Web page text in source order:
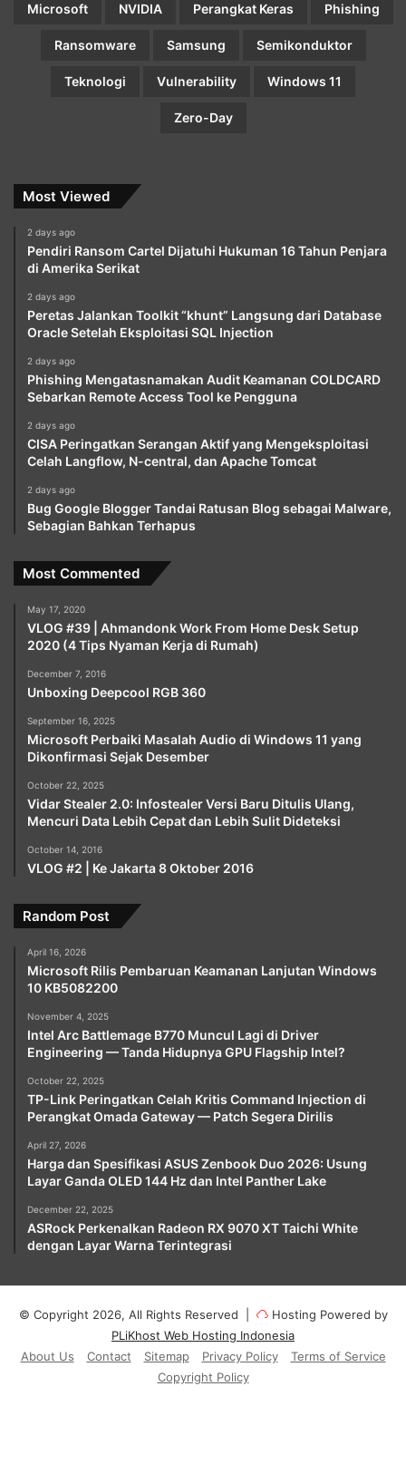
Microsoft NVIDIA Perangkat Keras Phishing
Ransomware Samsung Semikonduktor
Teknologi Vulnerability Windows 11
Zero-Day
Most Viewed
2 days ago
Pendiri Ransom Cartel Dijatuhi Hukuman 16 Tahun Penjara
di Amerika Serikat
2 days ago
Peretas Jalankan Toolkit “khunt” Langsung dari Database
Oracle Setelah Eksploitasi SQL Injection
2 days ago
Phishing Mengatasnamakan Audit Keamanan COLDCARD
Sebarkan Remote Access Tool ke Pengguna
2 days ago
CISA Peringatkan Serangan Aktif yang Mengeksploitasi
Celah Langflow, N-central, dan Apache Tomcat
2 days ago
Bug Google Blogger Tandai Ratusan Blog sebagai Malware,
Sebagian Bahkan Terhapus
Most Commented
May 17, 2020
VLOG #39 | Ahmandonk Work From Home Desk Setup
2020 (4 Tips Nyaman Kerja di Rumah)
December 7, 2016
Unboxing Deepcool RGB 360
September 16, 2025
Microsoft Perbaiki Masalah Audio di Windows 11 yang
Dikonfirmasi Sejak Desember
October 22, 2025
Vidar Stealer 2.0: Infostealer Versi Baru Ditulis Ulang,
Mencuri Data Lebih Cepat dan Lebih Sulit Dideteksi
October 14, 2016
VLOG #2 | Ke Jakarta 8 Oktober 2016
Random Post
April 16, 2026
Microsoft Rilis Pembaruan Keamanan Lanjutan Windows
10 KB5082200
November 4, 2025
Intel Arc Battlemage B770 Muncul Lagi di Driver
Engineering — Tanda Hidupnya GPU Flagship Intel?
October 22, 2025
TP-Link Peringatkan Celah Kritis Command Injection di
Perangkat Omada Gateway — Patch Segera Dirilis
April 27, 2026
Harga dan Spesifikasi ASUS Zenbook Duo 2026: Usung
Layar Ganda OLED 144 Hz dan Intel Panther Lake
December 22, 2025
ASRock Perkenalkan Radeon RX 9070 XT Taichi White
dengan Layar Warna Terintegrasi
© Copyright 2026, All Rights Reserved |
Hosting Powered by
PLiKhost Web Hosting Indonesia
About Us
Contact Sitemap Privacy Policy
Terms of Service
Copyright Policy